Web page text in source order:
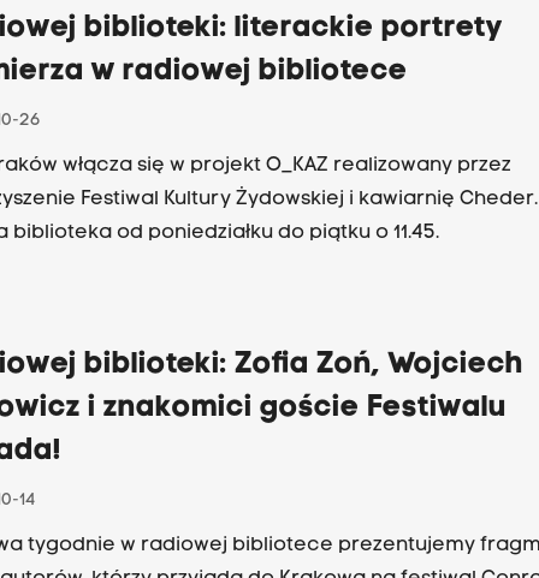
biblioteki: literackie portrety
w radiowej bibliotece
26
włącza się w projekt O_KAZ realizowany przez
Festiwal Kultury Żydowskiej i kawiarnię Cheder.
biblioteka od poniedziałku do piątku o 11.45.
biblioteki: Zofia Zoń, Wojciech
i znakomici goście Festiwalu
14
tygodnie w radiowej bibliotece prezentujemy